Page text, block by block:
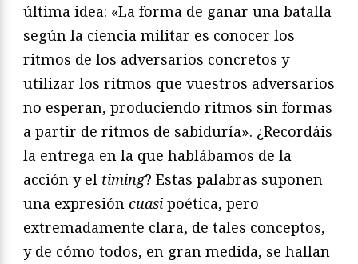
última idea: «La forma de ganar una batalla
según la ciencia militar es conocer los
ritmos de los adversarios concretos y
utilizar los ritmos que vuestros adversarios
no esperan, produciendo ritmos sin formas
a partir de ritmos de sabiduría». ¿Recordáis
la entrega en la que hablábamos de la
acción y el timing? Estas palabras suponen
una expresión cuasi poética, pero
extremadamente clara, de tales conceptos,
y de cómo todos, en gran medida, se hallan